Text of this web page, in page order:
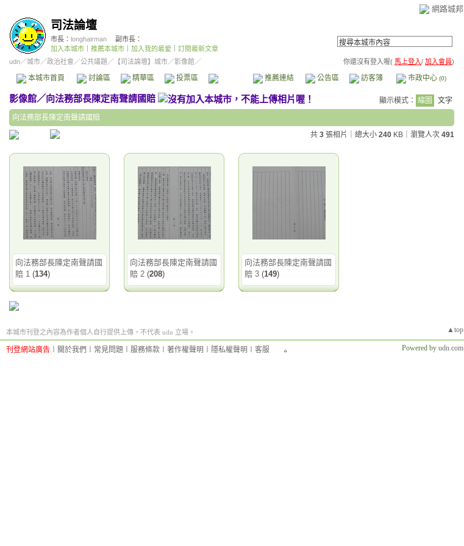
網路城邦
司法論壇
市長： longhairman
副市長：
加入本城市
推薦本城市 加入我的最愛
訂閱最新文章
udn／城市／政治社會 ／公共議題 ／ 【司法論壇】城市／影像館／ 你還沒有登入喔( 馬上登入/ 加入會員)
本城市首頁 討論區 精華區 投票區 影像館 推薦連結 公告區 訪客簿 市政中心 (0)
影像館／向法務部長陳定南聲請國賠 顯示模式： 縮圖
文字
向法務部長陳定南聲請國賠
共 3 張相片｜總大小 240 KB ｜瀏覽人次 491
向法務部長陳定南聲請國
賠 1 (134)
向法務部長陳定南聲請國
賠 2 (208)
向法務部長陳定南聲請國
賠 3 (149)
▲top
本城市刊登之內容為作者個人自行提供上傳，不代表 udn 立場。
刊登網站廣告 關於我們 常見問題 服務條款 著作權聲明 隱私權聲明 客服 Powered by udn.com